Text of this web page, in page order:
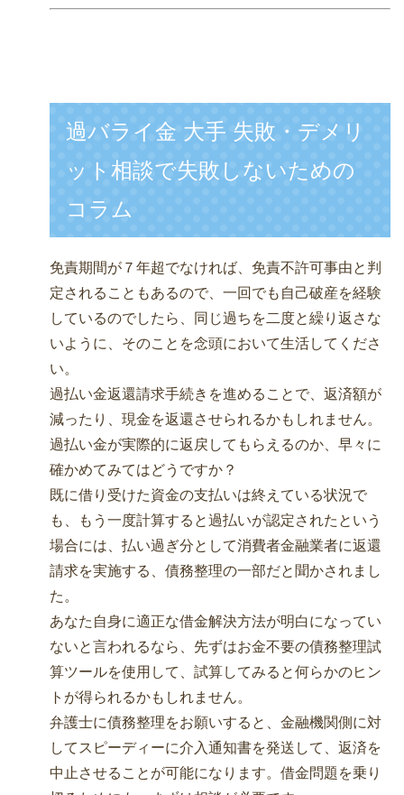
過バライ金 大手 失敗・デメリ
ット相談で失敗しないための
コラム
免責期間が７年超でなければ、免責不許可事由と判
定されることもあるので、一回でも自己破産を経験
しているのでしたら、同じ過ちを二度と繰り返さな
いように、そのことを念頭において生活してくださ
い。
過払い金返還請求手続きを進めることで、返済額が
減ったり、現金を返還させられるかもしれません。
過払い金が実際的に返戻してもらえるのか、早々に
確かめてみてはどうですか？
既に借り受けた資金の支払いは終えている状況で
も、もう一度計算すると過払いが認定されたという
場合には、払い過ぎ分として消費者金融業者に返還
請求を実施する、債務整理の一部だと聞かされまし
た。
あなた自身に適正な借金解決方法が明白になってい
ないと言われるなら、先ずはお金不要の債務整理試
算ツールを使用して、試算してみると何らかのヒン
トが得られるかもしれません。
弁護士に債務整理をお願いすると、金融機関側に対
してスピーディーに介入通知書を発送して、返済を
中止させることが可能になります。借金問題を乗り